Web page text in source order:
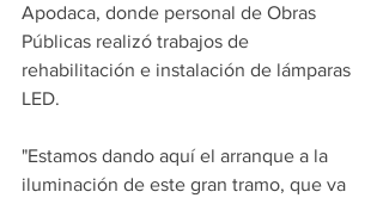
Apodaca, donde personal de Obras
Públicas realizó trabajos de
rehabilitación e instalación de lámparas
LED.
"Estamos dando aquí el arranque a la
iluminación de este gran tramo, que va